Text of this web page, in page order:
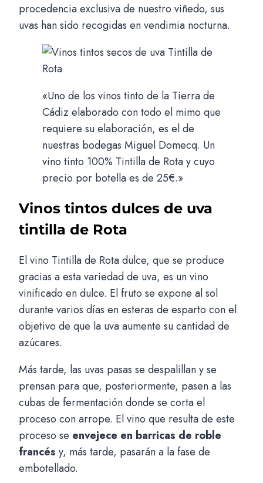
procedencia exclusiva de nuestro viñedo, sus
uvas han sido recogidas en vendimia nocturna.
«Uno de los vinos tinto de la Tierra de
Cádiz elaborado con todo el mimo que
requiere su elaboración, es el de
nuestras bodegas Miguel Domecq. Un
vino tinto 100% Tintilla de Rota y cuyo
precio por botella es de 25€.»
Vinos tintos dulces de uva
tintilla de Rota
El vino Tintilla de Rota dulce, que se produce
gracias a esta variedad de uva, es un vino
vinificado en dulce. El fruto se expone al sol
durante varios días en esteras de esparto con el
objetivo de que la uva aumente su cantidad de
azúcares.
Más tarde, las uvas pasas se despalillan y se
prensan para que, posteriormente, pasen a las
cubas de fermentación donde se corta el
proceso con arrope. El vino que resulta de este
proceso se envejece en barricas de roble
francés y, más tarde, pasarán a la fase de
embotellado.